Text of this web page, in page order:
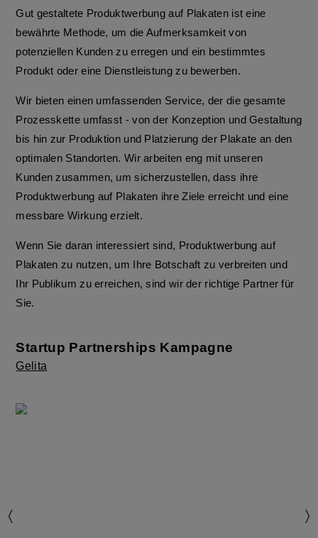
〉 〉
Gut gestaltete Produktwerbung auf Plakaten ist eine
bewährte Methode, um die Aufmerksamkeit von
potenziellen Kunden zu erregen und ein bestimmtes
Produkt oder eine Dienstleistung zu bewerben.
Wir bieten einen umfassenden Service, der die gesamte
Prozesskette umfasst - von der Konzeption und Gestaltung
bis hin zur Produktion und Platzierung der Plakate an den
optimalen Standorten. Wir arbeiten eng mit unseren
Kunden zusammen, um sicherzustellen, dass ihre
Produktwerbung auf Plakaten ihre Ziele erreicht und eine
messbare Wirkung erzielt.
Wenn Sie daran interessiert sind, Produktwerbung auf
Plakaten zu nutzen, um Ihre Botschaft zu verbreiten und
Ihr Publikum zu erreichen, sind wir der richtige Partner für
Sie.
Startup Partnerships Kampagne
Gelita